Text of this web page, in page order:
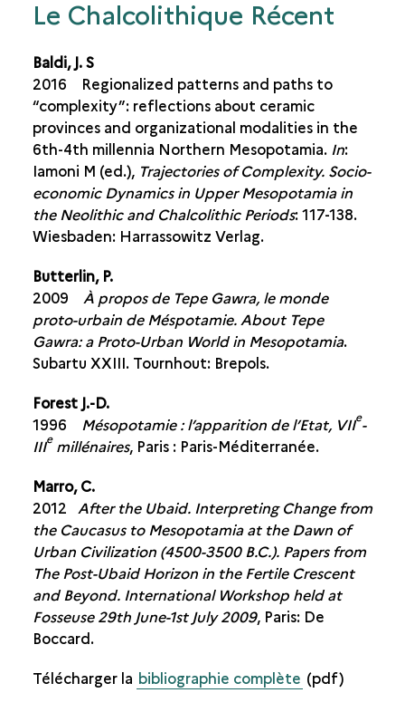
Le Chalcolithique Récent
Baldi, J. S
2016 Regionalized patterns and paths to
“complexity”: reflections about ceramic
provinces and organizational modalities in the
6th-4th millennia Northern Mesopotamia. In:
Iamoni M (ed.), Trajectories of Complexity. Socio-
economic Dynamics in Upper Mesopotamia in
the Neolithic and Chalcolithic Periods: 117-138.
Wiesbaden: Harrassowitz Verlag.
Butterlin, P.
2009 À propos de Tepe Gawra, le monde
proto-urbain de Méspotamie. About Tepe
Gawra: a Proto-Urban World in Mesopotamia.
Subartu XXIII. Tournhout: Brepols.
Forest J.-D.
1996 Mésopotamie : l’apparition de l’Etat, VIIe-
IIIemillénaires, Paris : Paris-Méditerranée.
Marro, C.
2012 After the Ubaid. Interpreting Change from
the Caucasus to Mesopotamia at the Dawn of
Urban Civilization (4500-3500 B.C.). Papers from
The Post-Ubaid Horizon in the Fertile Crescent
and Beyond. International Workshop held at
Fosseuse 29th June-1st July 2009, Paris: De
Boccard.
Télécharger la bibliographie complète (pdf)